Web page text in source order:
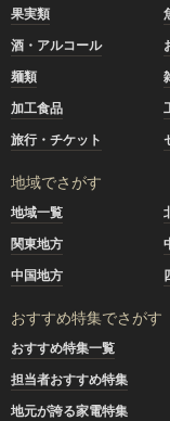
果実類
酒・アルコール
麺類
加工食品
旅行・チケット
地域でさがす
地域一覧
関東地方
中国地方
おすすめ特集でさがす
おすすめ特集一覧
担当者おすすめ特集
地元が誇る家電特集